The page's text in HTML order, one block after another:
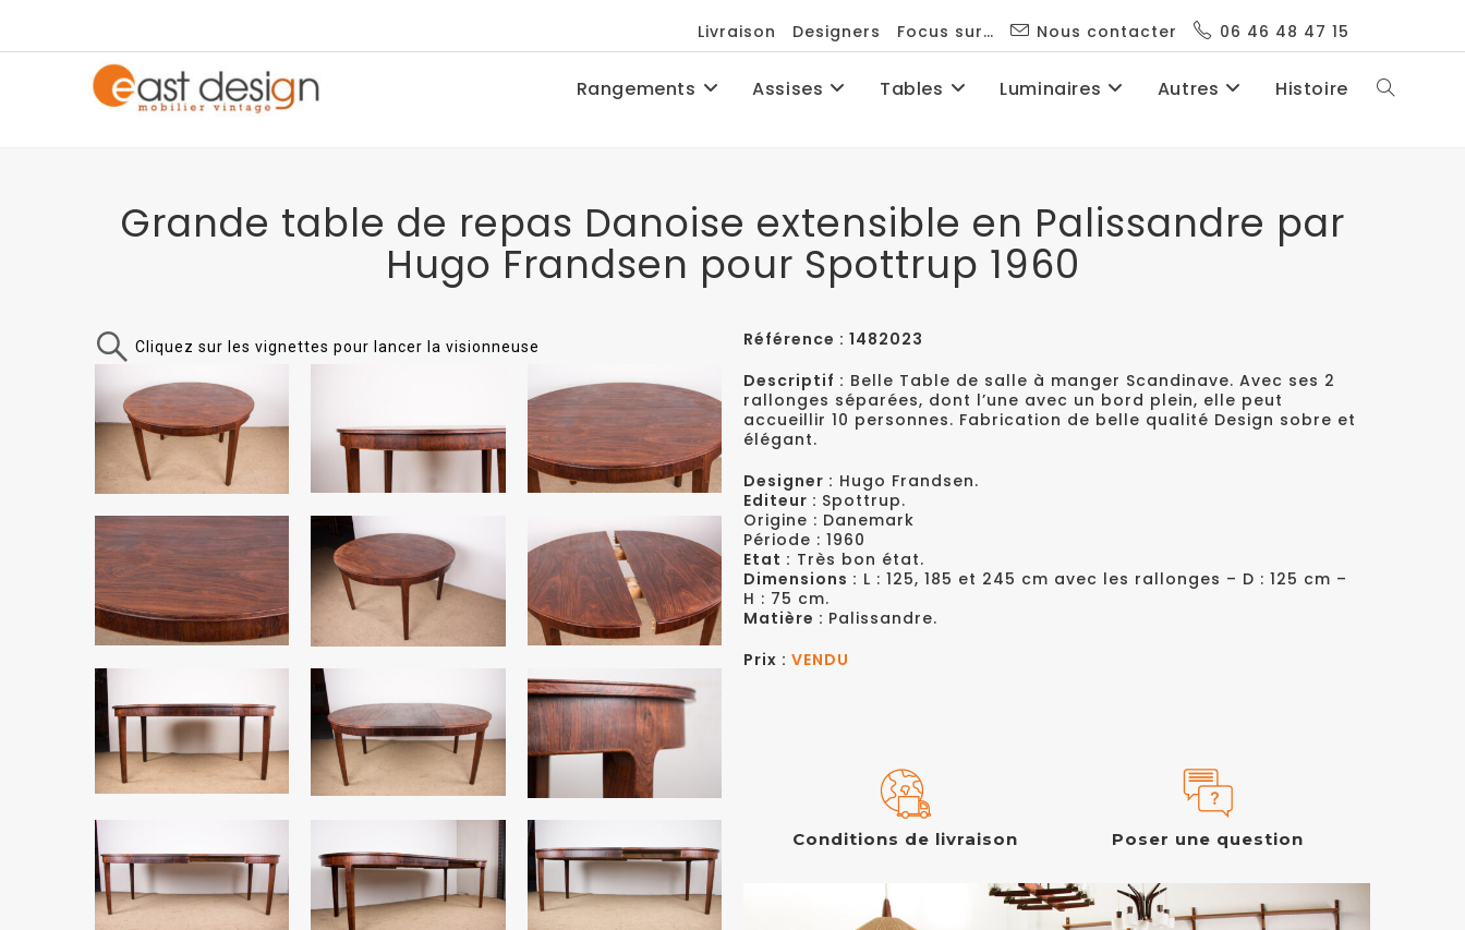
Livraison Designers Focus sur… Nous contacter 06 46 48 47 15
Rangements Assises Tables Luminaires Autres Histoire
Grande table de repas Danoise extensible en Palissandre par
Hugo Frandsen pour Spottrup 1960
Cliquez sur les vignettes pour lancer la visionneuse
Référence : 1482023
Descriptif : Belle Table de salle à manger Scandinave. Avec ses 2
rallonges séparées, dont l’une avec un bord plein, elle peut
accueillir 10 personnes. Fabrication de belle qualité Design sobre et
élégant.
Designer : Hugo Frandsen.
Editeur : Spottrup.
Origine : Danemark
Période : 1960
Etat : Très bon état.
Dimensions : L : 125, 185 et 245 cm avec les rallonges – D : 125 cm –
H : 75 cm.
Matière : Palissandre.
Prix : VENDU
Conditions de livraison Poser une question